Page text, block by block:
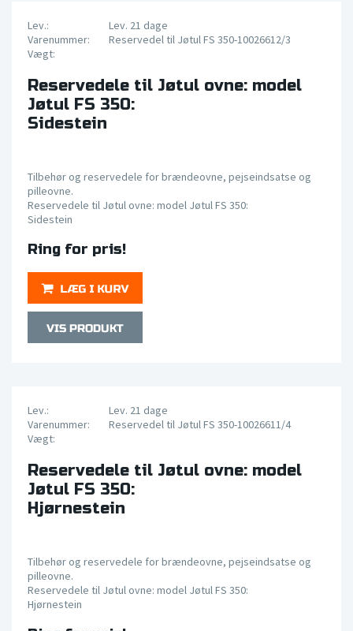
Lev.:
Lev. 21 dage
Varenummer:
Reservedel til Jøtul FS 350-10026612/3
Vægt:
Reservedele til Jøtul ovne: model
Jøtul FS 350:
Sidestein
Tilbehør og reservedele for brændeovne, pejseindsatse og
pilleovne.
Reservedele til Jøtul ovne: model Jøtul FS 350:
Sidestein
Ring for pris!
Lev.:
Lev. 21 dage
Varenummer:
Reservedel til Jøtul FS 350-10026611/4
Vægt:
Reservedele til Jøtul ovne: model
Jøtul FS 350:
Hjørnestein
Tilbehør og reservedele for brændeovne, pejseindsatse og
pilleovne.
Reservedele til Jøtul ovne: model Jøtul FS 350:
Hjørnestein